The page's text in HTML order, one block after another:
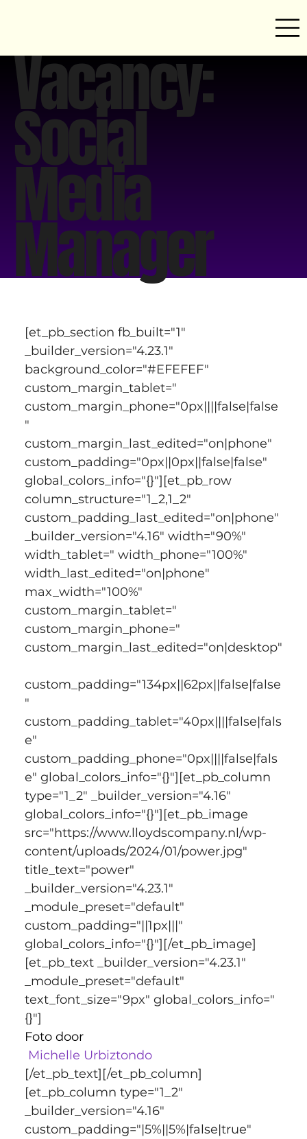
Vacancy:
Social
Media
Manager
[et_pb_section fb_built="1"
_builder_version="4.23.1"
background_color="#EFEFEF"
custom_margin_tablet="
custom_margin_phone="0px||||false|false
"
custom_margin_last_edited="on|phone"
custom_padding="0px||0px||false|false"
global_colors_info="{}"][et_pb_row
column_structure="1_2,1_2"
custom_padding_last_edited="on|phone"
_builder_version="4.16" width="90%"
width_tablet=" width_phone="100%"
width_last_edited="on|phone"
max_width="100%"
custom_margin_tablet="
custom_margin_phone="
custom_margin_last_edited="on|desktop"
custom_padding="134px||62px||false|false
"
custom_padding_tablet="40px||||false|fals
e"
custom_padding_phone="0px||||false|fals
e" global_colors_info="{}"][et_pb_column
type="1_2" _builder_version="4.16"
global_colors_info="{}"][et_pb_image
src="https://www.lloydscompany.nl/wp-
content/uploads/2024/01/power.jpg"
title_text="power"
_builder_version="4.23.1"
_module_preset="default"
custom_padding="||1px|||"
global_colors_info="{}"][/et_pb_image]
[et_pb_text _builder_version="4.23.1"
_module_preset="default"
text_font_size="9px" global_colors_info="
{}"]
Foto door
Michelle Urbiztondo
[/et_pb_text][/et_pb_column]
[et_pb_column type="1_2"
_builder_version="4.16"
custom_padding="|5%||5%|false|true"